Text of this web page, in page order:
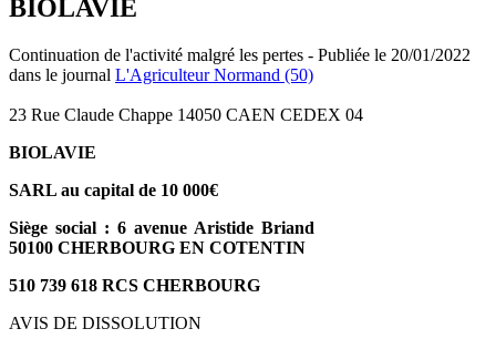
BIOLAVIE
Continuation de l'activité malgré les pertes - Publiée le 20/01/2022
dans le journal L'Agriculteur Normand (50)
23 Rue Claude Chappe 14050 CAEN CEDEX 04
BIOLAVIE
SARL au capital de 10 000€
Siège social : 6 avenue Aristide Briand
50100 CHERBOURG EN COTENTIN
510 739 618 RCS CHERBOURG
AVIS DE DISSOLUTION